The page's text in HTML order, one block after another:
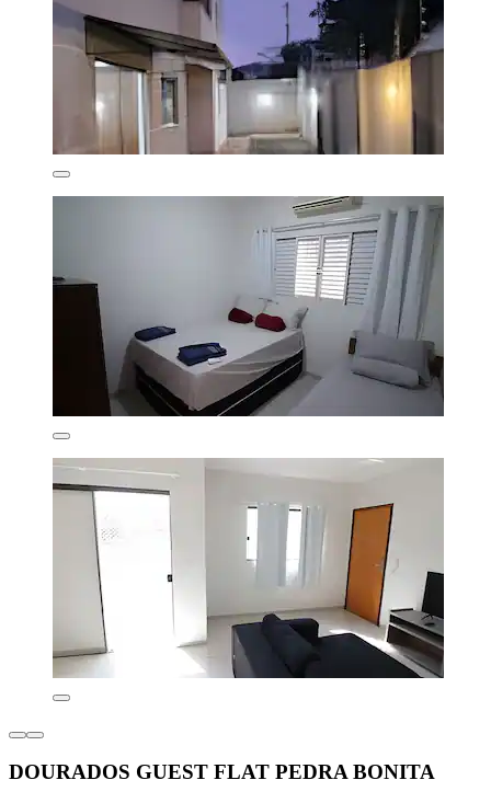
DOURADOS GUEST FLAT PEDRA BONITA